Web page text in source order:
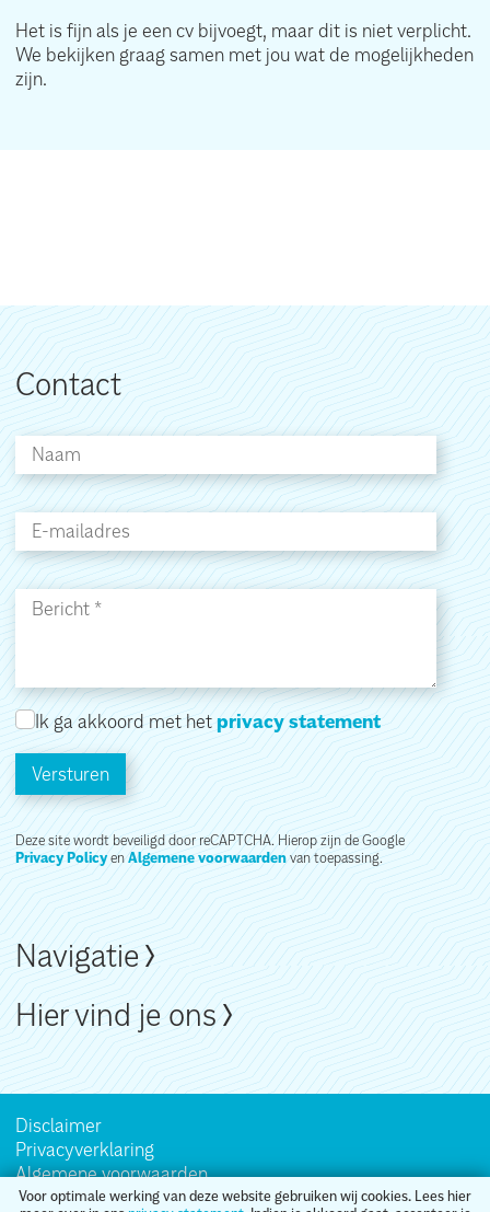
Voor optimale werking van deze website gebruiken wij cookies. Lees hier
Het is fijn als je een cv bijvoegt, maar dit is niet verplicht.
We bekijken graag samen met jou wat de mogelijkheden
zijn.
Contact
Ik ga akkoord met hetprivacy statement
Versturen
Deze site wordt beveiligd door reCAPTCHA. Hierop zijn de Google
Privacy PolicyenAlgemene voorwaardenvan toepassing.
Navigatie
Hier vind je ons
Disclaimer
Privacyverklaring
Algemene voorwaarden
Sitemap